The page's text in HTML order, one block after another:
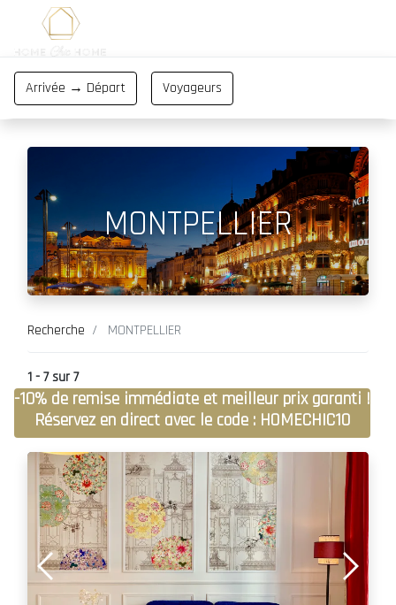
MONTPELLIER
Recherche MONTPELLIER
1 - 7 sur 7
-10% de remise immédiate et meilleur prix garanti !
Réservez en direct avec le code : HOMECHIC10